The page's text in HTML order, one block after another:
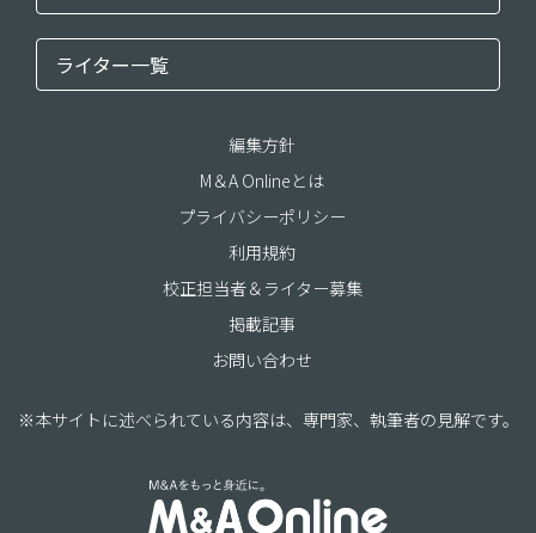
ライター一覧
編集方針
M＆A Onlineとは
プライバシーポリシー
利用規約
校正担当者＆ライター募集
掲載記事
お問い合わせ
※本サイトに述べられている内容は、専門家、執筆者の見解です。